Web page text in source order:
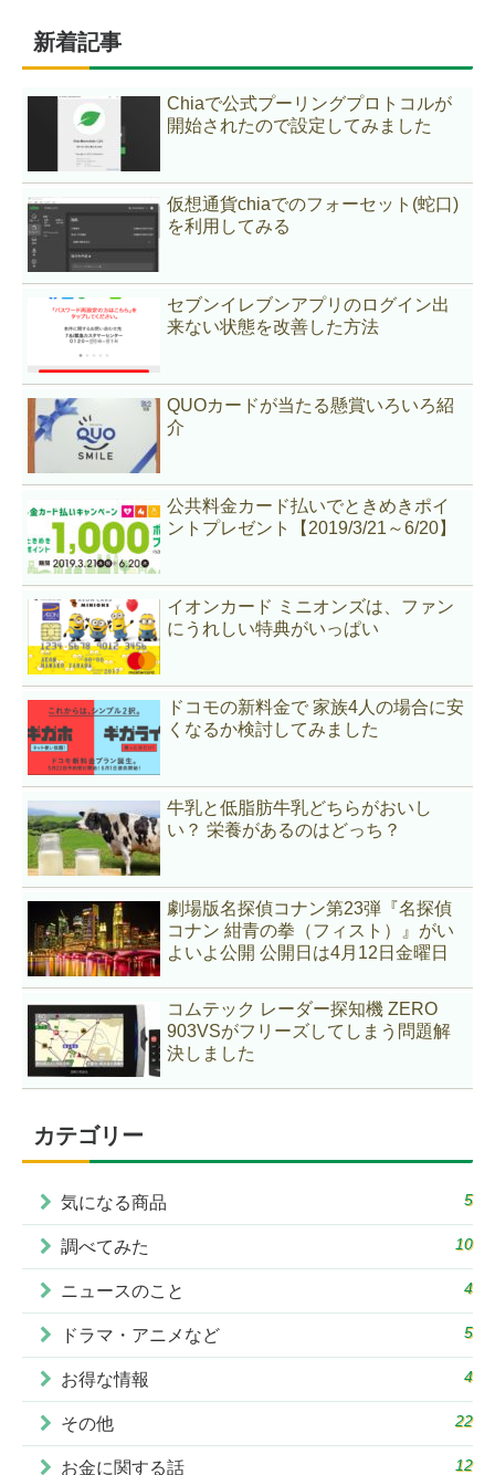
新着記事
Chiaで公式プーリングプロトコルが
開始されたので設定してみました
仮想通貨chiaでのフォーセット(蛇口)
を利用してみる
セブンイレブンアプリのログイン出
来ない状態を改善した方法
QUOカードが当たる懸賞いろいろ紹
介
公共料金カード払いでときめきポイ
ントプレゼント【2019/3/21～6/20】
イオンカード ミニオンズは、ファン
にうれしい特典がいっぱい
ドコモの新料金で 家族4人の場合に安
くなるか検討してみました
牛乳と低脂肪牛乳どちらがおいし
い？ 栄養があるのはどっち？
劇場版名探偵コナン第23弾『名探偵
コナン 紺青の拳（フィスト）』がい
よいよ公開 公開日は4月12日金曜日
コムテック レーダー探知機 ZERO
903VSがフリーズしてしまう問題解
決しました
カテゴリー
気になる商品 5
調べてみた 10
ニュースのこと 4
ドラマ・アニメなど 5
お得な情報 4
その他 22
お金に関する話 12